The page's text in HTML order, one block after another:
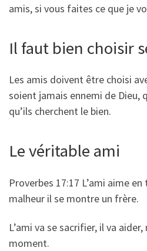
amis, si vous faites ce que je
Il faut bien choisir
Les amis doivent être choisi
soient jamais ennemi de Dieu,
qu’ils cherchent le bien.
Le véritable ami
Proverbes 17:17 L’ami aime
malheur il se montre un frère.
L’ami va se sacrifier, il va
moment.